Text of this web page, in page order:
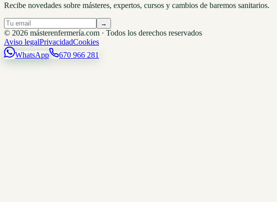
Recibe novedades sobre másteres, expertos, cursos y cambios de baremos sanitarios.
→
© 2026 másterenfermería.com · Todos los derechos reservados
Aviso legalPrivacidadCookies
WhatsApp
670 966 281